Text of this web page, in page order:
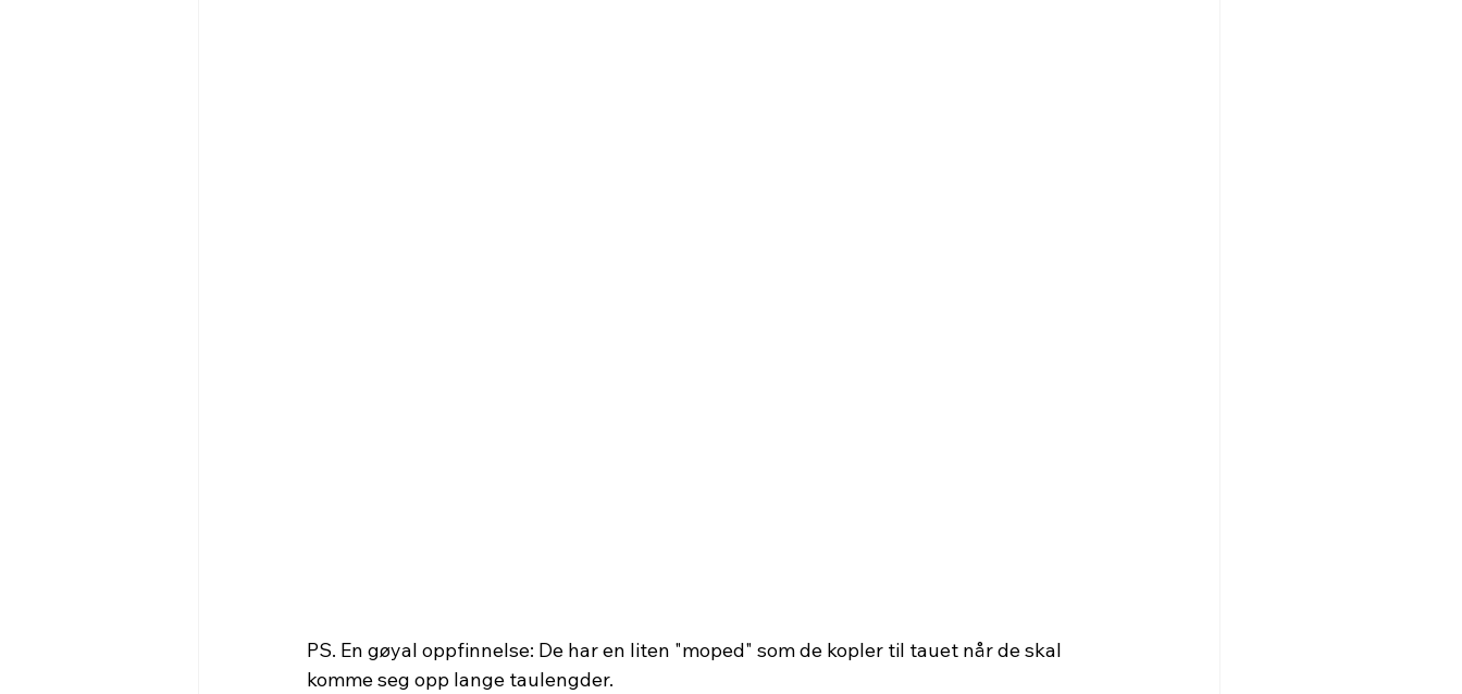
PS. En gøyal oppfinnelse: De har en liten "moped" som de kopler til tauet når de skal
komme seg opp lange taulengder.